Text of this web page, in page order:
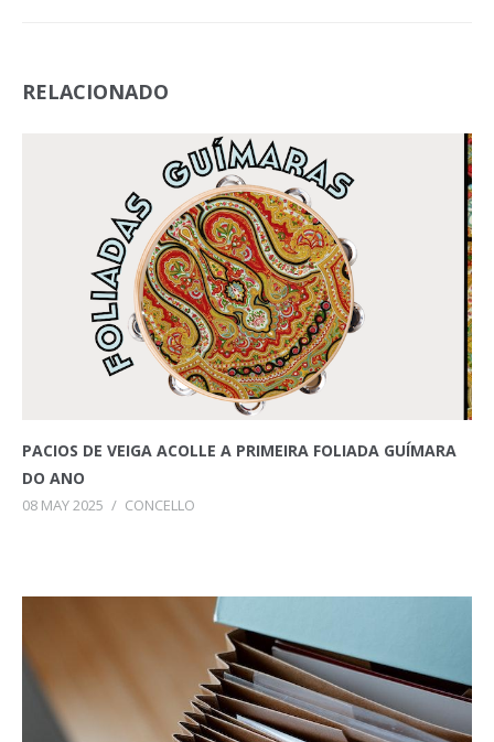
RELACIONADO
PACIOS DE VEIGA ACOLLE A PRIMEIRA FOLIADA GUÍMARA
DO ANO
08 MAY 2025 / CONCELLO